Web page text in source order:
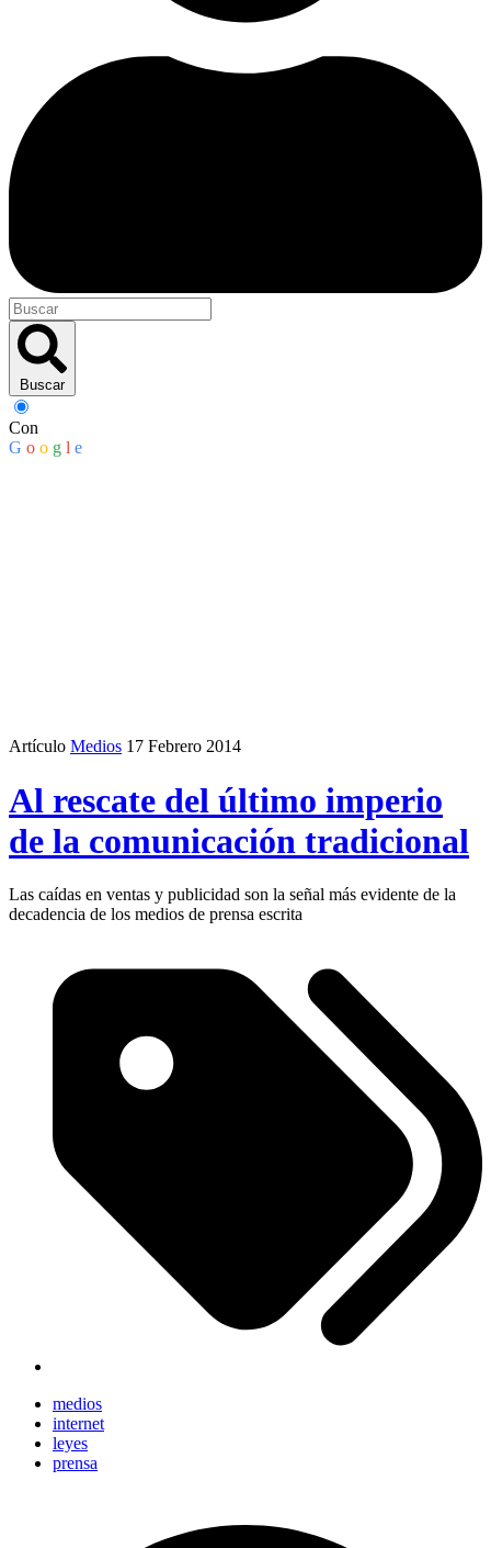
Buscar
Con
G o o g l e
Artículo Medios 17 Febrero 2014
Al rescate del último imperio
de la comunicación tradicional
Las caídas en ventas y publicidad son la señal más evidente de la
decadencia de los medios de prensa escrita
medios
internet
leyes
prensa